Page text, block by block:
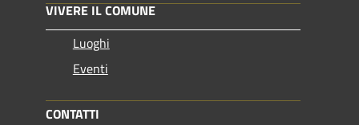
VIVERE IL COMUNE
Luoghi
Eventi
CONTATTI